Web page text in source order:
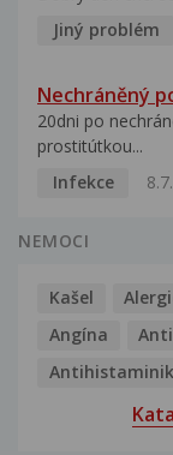
Jiný problém
Nechráněný
20dni po
prostitútkou...
Infekce
NEMOCI
Kašel
Angína